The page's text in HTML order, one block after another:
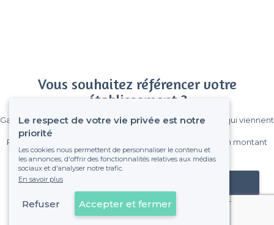
Vous souhaitez référencer votre
établissement ?
Gagnez de nombreux clients parmi le million de visiteurs qui viennent
Pas de commissions et sans engagement, vous payez un montant
fixe sans risque de voir déraper la facture.
Référencer mon établissement
Déjà client
Le respect de votre vie privée est notre
priorité
Les cookies nous permettent de personnaliser le contenu et
les annonces, d'offrir des fonctionnalités relatives aux médias
sociaux et d'analyser notre trafic.
En savoir plus
Refuser Accepter et fermer